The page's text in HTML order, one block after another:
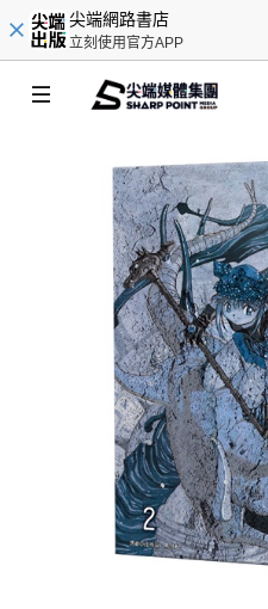
尖端網路書店
立刻使用官方APP